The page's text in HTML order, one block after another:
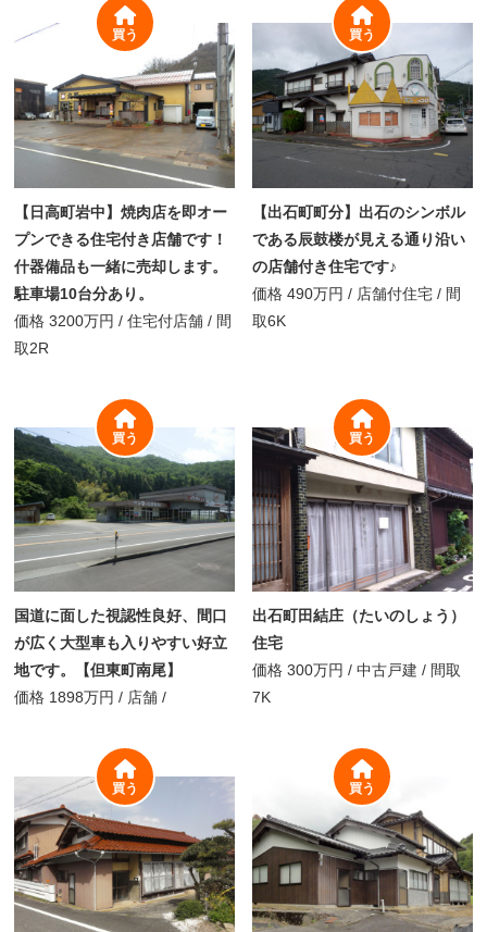
【日高町岩中】焼肉店を即オー
プンできる住宅付き店舗です！
什器備品も一緒に売却します。
駐車場10台分あり。
価格 3200万円 / 住宅付店舗 / 間
取2R
買う
【出石町町分】出石のシンボル
である辰鼓楼が見える通り沿い
の店舗付き住宅です♪
価格 490万円 / 店舗付住宅 / 間
取6K
買う
国道に面した視認性良好、間口
が広く大型車も入りやすい好立
地です。【但東町南尾】
価格 1898万円 / 店舗 /
買う
出石町田結庄（たいのしょう）
住宅
価格 300万円 / 中古戸建 / 間取
7K
買う
買う 買う